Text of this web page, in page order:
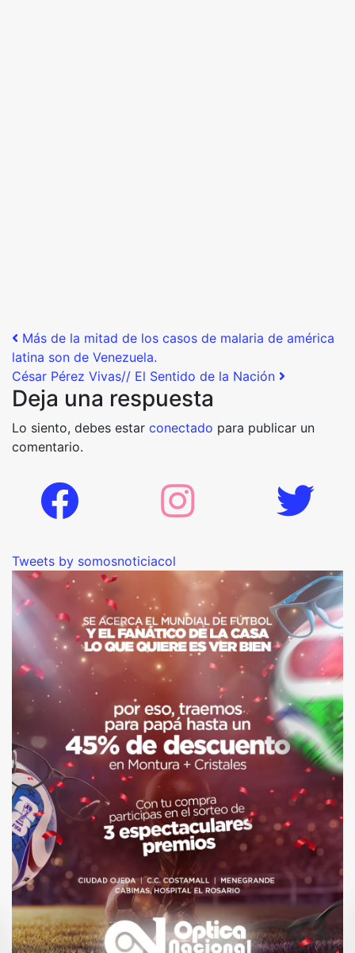
Post navigation
Más de la mitad de los casos de malaria de américa
latina son de Venezuela.
César Pérez Vivas// El Sentido de la Nación
Deja una respuesta
Lo siento, debes estar conectado para publicar un
comentario.
Tweets by somosnoticiacol